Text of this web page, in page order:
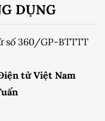
DỤNG
số 360/GP-BTTTT
tử Việt Nam